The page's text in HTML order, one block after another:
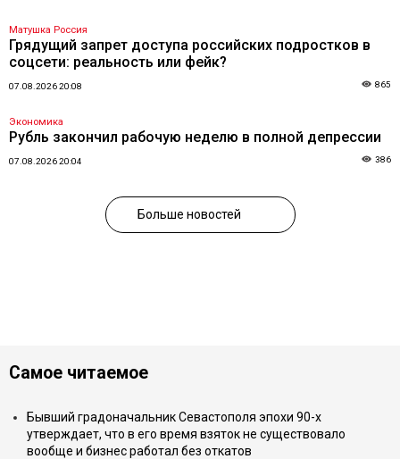
Матушка Россия
Грядущий запрет доступа российских подростков в
соцсети: реальность или фейк?
07.08.2026 20:08 865
Экономика
Рубль закончил рабочую неделю в полной депрессии
07.08.2026 20:04 386
Больше новостей
Самое читаемое
Бывший градоначальник Севастополя эпохи 90-х
утверждает, что в его время взяток не существовало
вообще и бизнес работал без откатов